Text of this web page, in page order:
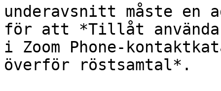
underavsnitt måste en
för att *Tillåt
i Zoom Phone-
överför röstsamtal*.